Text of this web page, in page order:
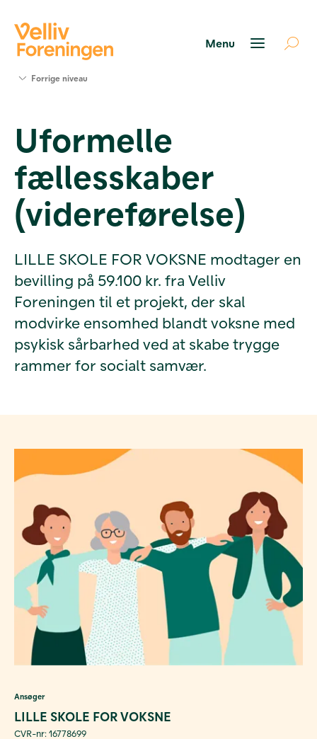
Værktøjer
og viden
Om Velliv
Foreningen
Kontakt
os
Forrige niveau
Uformelle
fællesskaber
(videreførelse)
LILLE SKOLE FOR VOKSNE modtager en
bevilling på 59.100 kr. fra Velliv
Foreningen til et projekt, der skal
modvirke ensomhed blandt voksne med
psykisk sårbarhed ved at skabe trygge
rammer for socialt samvær.
Ansøger
LILLE SKOLE FOR VOKSNE
CVR-nr: 16778699